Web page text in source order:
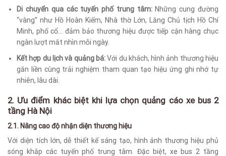
Di chuyển qua các tuyến phố trung tâm:Những cung đường
“vàng” như Hồ Hoàn Kiếm, Nhà thờ Lớn, Lăng Chủ tịch Hồ Chí
Minh, phố cổ… đảm bảo thương hiệu được tiếp cận hàng chục
ngàn lượt mắt nhìn mỗi ngày.
Kết hợp du lịch và quảng bá:Với du khách, hình ảnh thương hiệu
gắn liền cùng trải nghiệm tham quan tạo hiệu ứng ghi nhớ tự
nhiên, lâu dài.
2. Ưu điểm khác biệt khi lựa chọn quảng cáo xe bus 2
tầng Hà Nội
2.1. Nâng cao độ nhận diện thương hiệu
Với diện tích lớn, dễ thiết kế sáng tạo, hình ảnh thương hiệu phủ
sóng khắp các tuyến phố trung tâm. Đặc biệt, xe bus 2 tầng